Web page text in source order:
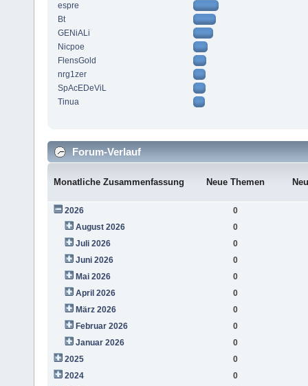
espre
Bt
GENiALi
Nicpoe
FlensGold
nrg1zer
SpAcEDeViL
Tinua
Forum-Verlauf
Monatliche Zusammenfassung Neue Themen
2026
0
August 2026
0
Juli 2026
0
Juni 2026
0
Mai 2026
0
April 2026
0
März 2026
0
Februar 2026
0
Januar 2026
0
2025
0
2024
0